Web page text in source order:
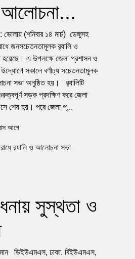
আলোচনা...
ভোলায় (শনিবার ১৪ মার্চ) ডেঙ্গুসহ
জনসচেতনতামূলক র‌্যালি ও
এ উপলক্ষে জেলা প্রশাসন ও
সকালে বর্ণাঢ্য সচেতনতামূলক
সভা অনুষ্ঠিত হয়। র‌্যালিটি
সড়ক প্রদক্ষিণ করে জেলা
শেষ হয়। পরে জেলা প্...
আগে
সুস্থতা ও
ডিইউএমএস, ঢাকা. বিইউএমএস,